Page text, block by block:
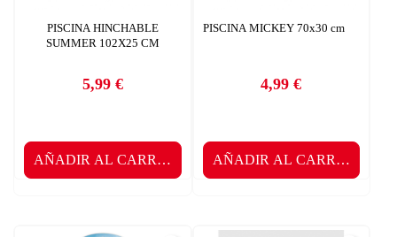
PISCINA HINCHABLE
SUMMER 102X25 CM
Precio
5,99 €
AÑADIR AL CARRITO
PISCINA MICKEY 70x30 cm
Precio
4,99 €
AÑADIR AL CARRITO